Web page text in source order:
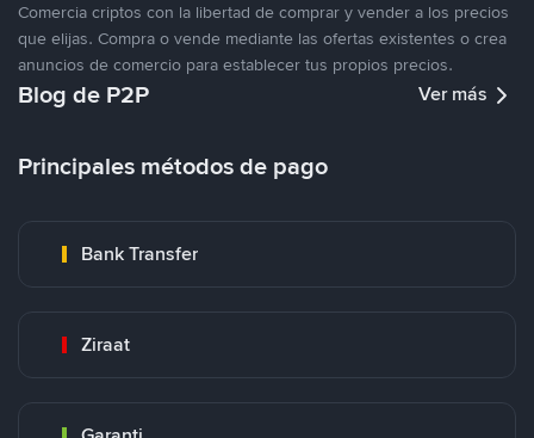
Comercia criptos con la libertad de comprar y vender a los precios
que elijas. Compra o vende mediante las ofertas existentes o crea
anuncios de comercio para establecer tus propios precios.
Blog de P2P Ver más
Principales métodos de pago
Bank Transfer
Ziraat